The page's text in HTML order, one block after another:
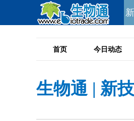
首页 今日动态
生物通 | 新